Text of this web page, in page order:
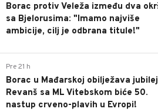
Borac protiv Veleža između dva
sa Bjelorusima: "Imamo najviše
ambicije, cilj je odbrana titule!"
Pre 21 h
Borac u Mađarskoj obilježava
Revanš sa ML Vitebskom biće 50.
nastup crveno-plavih u Evropi!